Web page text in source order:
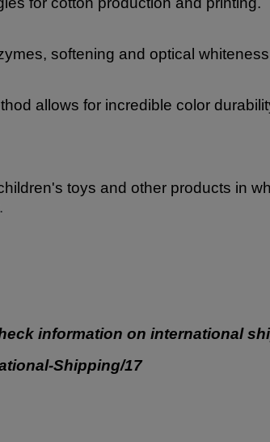
softening and optical
allows for incredible color
toys and other products in
information on international
Shipping/17